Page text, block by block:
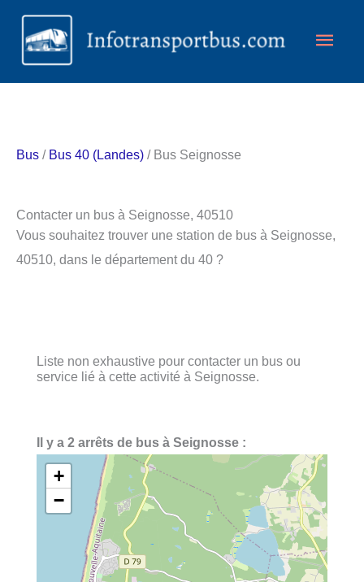
Aller
contenu
Bus / Bus 40 (Landes) / Bus Seignosse
Contacter un bus à Seignosse, 40510
Vous souhaitez trouver une station de bus à Seignosse,
40510, dans le département du 40 ?
Liste non exhaustive pour contacter un bus ou
service lié à cette activité à Seignosse.
Il y a 2 arrêts de bus à Seignosse :
+
−